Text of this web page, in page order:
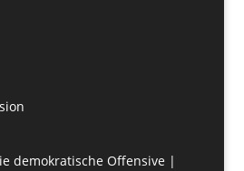
demokratische Offensive |